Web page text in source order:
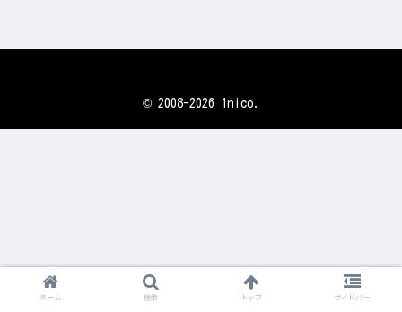
© 2008-2026 1nico.
ホーム 検索 トップ サイドバー